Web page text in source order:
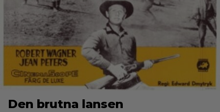
Den brutna lansen